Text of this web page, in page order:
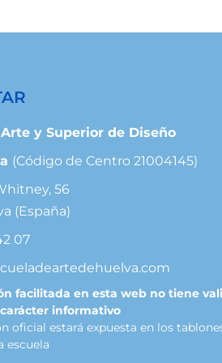
y Superior de Diseño
(Código de Centro 21004145)
56
(España)
07
facilitada en esta web no tiene
informativo
oficial estará expuesta en los
escuela